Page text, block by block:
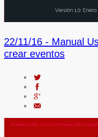
22/11/16 - Manual
crear eventos